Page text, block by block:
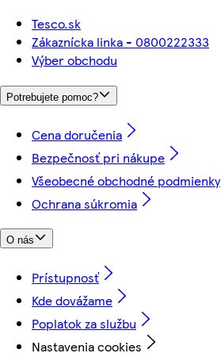
Tesco.sk
Zákaznícka linka - 0800222333
Výber obchodu
Potrebujete pomoc?
Cena doručenia
Bezpečnosť pri nákupe
Všeobecné obchodné podmienky
Ochrana súkromia
O nás
Prístupnosť
Kde dovážame
Poplatok za službu
Nastavenia cookies